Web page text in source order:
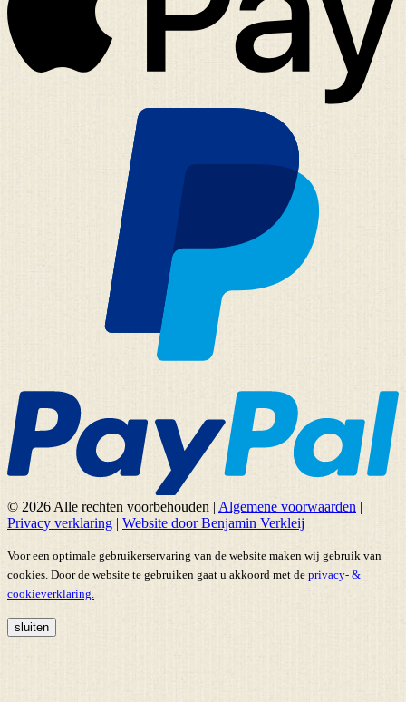
© 2026 Alle rechten voorbehouden | Algemene voorwaarden |
Privacy verklaring | Website door Benjamin Verkleij
Voor een optimale gebruikerservaring van de website maken wij gebruik van
cookies. Door de website te gebruiken gaat u akkoord met de privacy- &
cookieverklaring.
sluiten